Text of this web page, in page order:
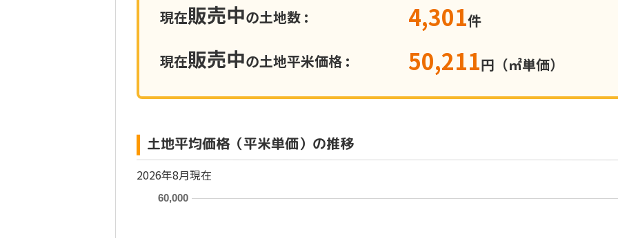
現在販売中の土地数 : 4,301件
現在販売中の土地平米価格 : 50,211円（㎡単価）
土地平均価格（平米単価）の推移
2026年8月現在
60,000